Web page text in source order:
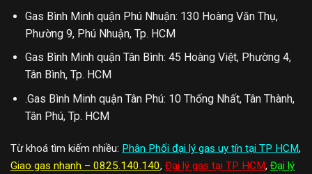
Gas Bình Minh quận Phú Nhuận: 130 Hoàng Văn Thụ,
Phường 9, Phú Nhuận, Tp. HCM
Gas Bình Minh quận Tân Bình: 45 Hoàng Việt, Phường 4,
Tân Bình, Tp. HCM
.Gas Bình Minh quận Tân Phú: 10 Thống Nhất, Tân Thành,
Tân Phú, Tp. HCM
Từ khoá tìm kiếm nhiều: Phân Phối đại lý gas uy tín tại TP HCM,
Giao gas nhanh – 0825.140.140, Đại lý gas tại TP HCM, Đại lý